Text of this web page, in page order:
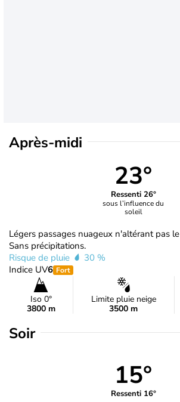
Après-midi
23°
Ressenti 26°
sous l’influence du
soleil
Légers passages nuageux n'altérant pas
Sans précipitations.
Risque de pluie
30 %
Indice UV6 Fort
Iso 0°
3800 m
Limite pluie neige
3500 m
Soir
15°
Ressenti 16°